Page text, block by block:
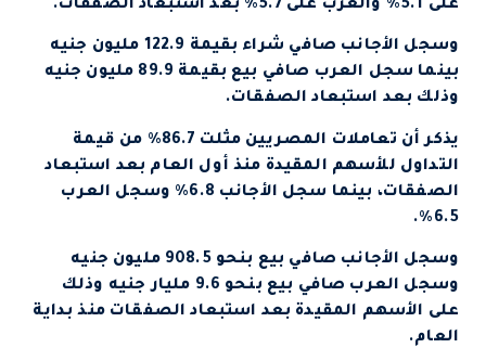
على 5.1% والعرب على 5.7% بعد استبعاد الصفقات.
وسجل الأجانب صافي شراء بقيمة 122.9 مليون جنيه
بينما سجل العرب صافي بيع بقيمة 89.9 مليون جنيه
وذلك بعد استبعاد الصفقات.
يذكر أن تعاملات المصريين مثلت 86.7% من قيمة
التداول للأسهم المقيدة منذ أول العام بعد استبعاد
الصفقات، بينما سجل الأجانب 6.8% وسجل العرب
6.5%.
وسجل الأجانب صافي بيع بنحو 908.5 مليون جنيه
وسجل العرب صافي بيع بنحو 9.6 مليار جنيه وذلك
على الأسهم المقيدة بعد استبعاد الصفقات منذ بداية
العام.